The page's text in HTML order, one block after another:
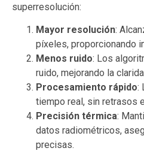
superresolución:
Mayor resolución:
píxeles, proporcionando
Menos ruido: Los
ruido, mejorando la
Procesamiento rápido:
tiempo real, sin retrasos
Precisión térmica:
datos radiométricos,
precisas.